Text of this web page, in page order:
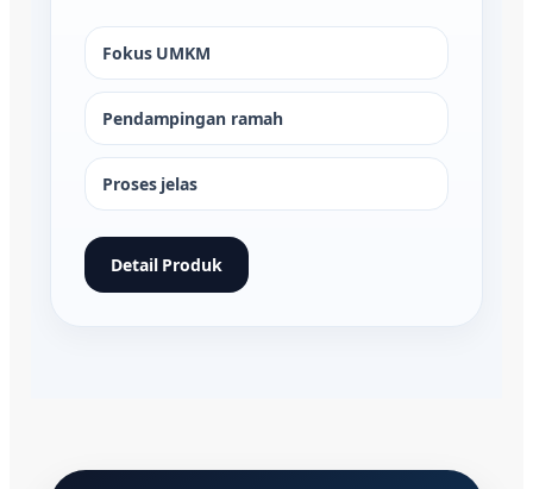
Fokus UMKM
Pendampingan ramah
Proses jelas
Detail Produk